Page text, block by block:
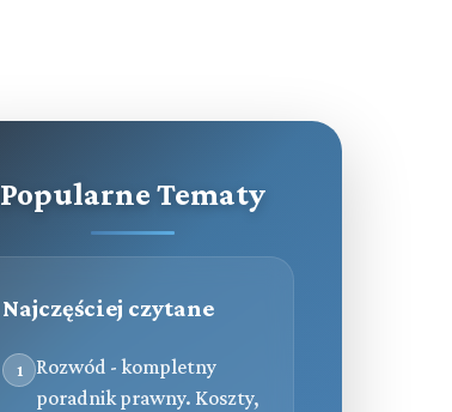
Popularne Tematy
Najczęściej czytane
1
Rozwód - kompletny
poradnik prawny. Koszty,